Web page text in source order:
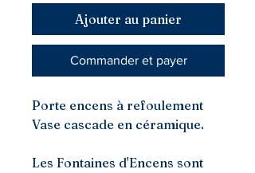
Ajouter au panier
Commander et payer
Porte encens à refoulement
Vase cascade en céramique.
Les Fontaines d'Encens sont